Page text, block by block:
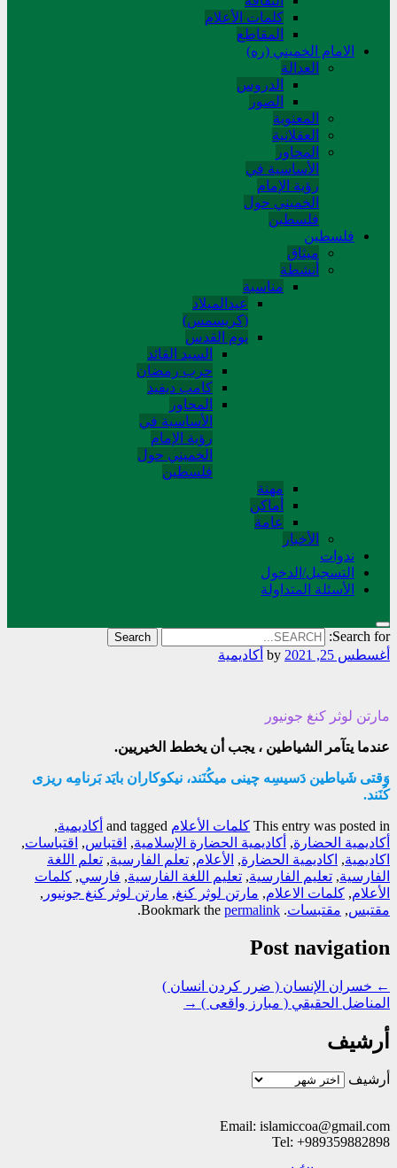
کلمات الأعلام
المقاطع
الامام الخميني (ره)
العدالة
الدروس
الصور
المعنوية
العقلانية
المحاور
الأساسیة في
رؤیة الإمام
الخمیني حول
فلسطین
فلسطین
میثاق
أنشطة
مناسبة
عیدالمیلاد
(کریسمس)
یوم القدس
السید القائد
حرب رمضان
کامب دیفید
المحاور
الأساسية في
رؤية الإمام
الخميني حول
فلسطین
مهنة
أماکن
عامة
الأخبار
ندوات
التسجیل/الدخول
الأسئلة المتداولة
Search for:
أغسطس 25, 2021
أکادیمیة
مارتن لوثر کنغ جونیور
عندما يتآمر الشياطين ، يجب أن يخطط الخيريين.
وَقتی شَیاطین دَسیسِه چینی میکُنَند، نیکوکاران بایَد بَرنامِه ریزی
کُنَند.
This entry was posted in کلمات الأعلام أكاديمية,
أكاديمية الحضارة, أكاديمية الحضارة الإسلامية, اقتباس, اقتباسات,
اكاديمية, اكاديمية الحضارة, الأعلام, تعلم الفارسية, تعلم اللغة
الفارسية, تعليم الفارسية, تعليم اللغة الفارسية, فارسي, كلمات
الأعلام, كلمات الاعلام, مارتن لوثر کنغ, مارتن لوثر کنغ جونیور ,
مقتبس, مقتبسات. Bookmark the
permalink
.
Post navigation
← خسران الإنسان ( ضرر کردن انسان )
المناضل الحقيقي ( مبارز واقعی ) →
أرشيف
أرشيف
Email: islamiccoa@gmail.com
Tel: +989359882898